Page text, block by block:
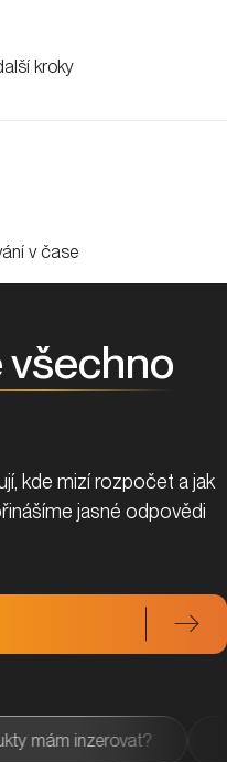
kroky
v čase
všechno
kde mizí rozpočet a jak
jasné odpovědi
dělat, aby mi nechodily